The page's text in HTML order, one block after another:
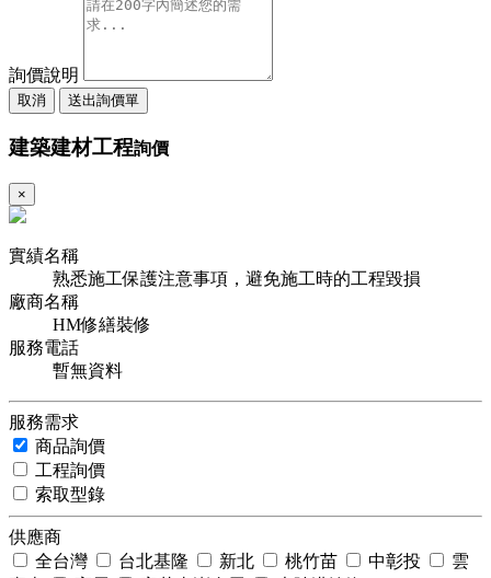
詢價說明
取消 送出詢價單
建築建材工程詢價
×
實績名稱
熟悉施工保護注意事項，避免施工時的工程毀損
廠商名稱
HM修繕裝修
服務電話
暫無資料
服務需求
商品詢價
工程詢價
索取型錄
供應商
全台灣
台北基隆 新北 桃竹苗 中彰投
雲